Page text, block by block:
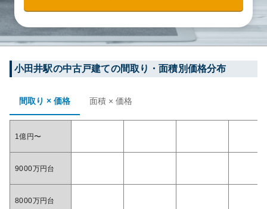
小田井駅の中古戸建ての間取り・面積別価格分布
間取り × 価格 面積 × 価格
1億円〜
9000万円台
8000万円台